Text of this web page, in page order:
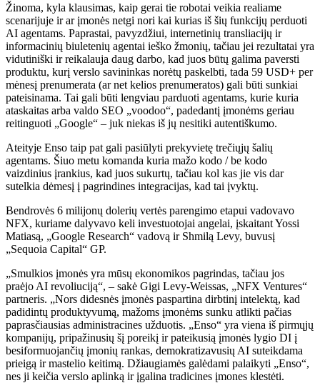
Žinoma, kyla klausimas, kaip gerai tie robotai veikia realiame
scenarijuje ir ar įmonės netgi nori kai kurias iš šių funkcijų perduoti
AI agentams. Paprastai, pavyzdžiui, internetinių transliacijų ir
informacinių biuletenių agentai ieško žmonių, tačiau jei rezultatai yra
vidutiniški ir reikalauja daug darbo, kad juos būtų galima paversti
produktu, kurį verslo savininkas norėtų paskelbti, tada 59 USD+ per
mėnesį prenumerata (ar net kelios prenumeratos) gali būti sunkiai
pateisinama. Tai gali būti lengviau parduoti agentams, kurie kuria
ataskaitas arba valdo SEO „voodoo“, padedantį įmonėms geriau
reitinguoti „Google“ – juk niekas iš jų nesitiki autentiškumo.
Ateityje Enso taip pat gali pasiūlyti prekyvietę trečiųjų šalių
agentams. Šiuo metu komanda kuria mažo kodo / be kodo
vaizdinius įrankius, kad juos sukurtų, tačiau kol kas jie vis dar
sutelkia dėmesį į pagrindines integracijas, kad tai įvyktų.
Bendrovės 6 milijonų dolerių vertės parengimo etapui vadovavo
NFX, kuriame dalyvavo keli investuotojai angelai, įskaitant Yossi
Matiasą, „Google Research“ vadovą ir Shmilą Levy, buvusį
„Sequoia Capital“ GP.
„Smulkios įmonės yra mūsų ekonomikos pagrindas, tačiau jos
praėjo AI revoliuciją“, – sakė Gigi Levy-Weissas, „NFX Ventures“
partneris. „Nors didesnės įmonės paspartina dirbtinį intelektą, kad
padidintų produktyvumą, mažoms įmonėms sunku atlikti pačias
paprasčiausias administracines užduotis. „Enso“ yra viena iš pirmųjų
kompanijų, pripažinusių šį poreikį ir pateikusią įmonės lygio DI į
besiformuojančių įmonių rankas, demokratizavusių AI suteikdama
prieigą ir mastelio keitimą. Džiaugiamės galėdami palaikyti „Enso“,
nes ji keičia verslo aplinką ir įgalina tradicines įmones klestėti.